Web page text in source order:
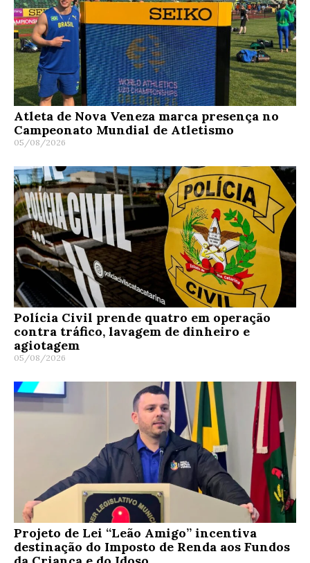
Atleta de Nova Veneza marca presença no
Campeonato Mundial de Atletismo
05/08/2026
Polícia Civil prende quatro em operação
contra tráfico, lavagem de dinheiro e
agiotagem
05/08/2026
Projeto de Lei “Leão Amigo” incentiva
destinação do Imposto de Renda aos Fundos